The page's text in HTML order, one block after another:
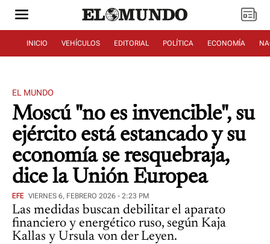
INICIO VEHÍCULOS EDITORIAL POLÍTICA ECONOMÍA
EL MUNDO
Moscú "no es invencible", su
ejército está estancado y su
economía se resquebraja,
dice la Unión Europea
EFE VIERNES 6, FEBRERO 2026 - 2:23 PM
Las medidas buscan debilitar el aparato
financiero y energético ruso, según Kaja
Kallas y Ursula von der Leyen.